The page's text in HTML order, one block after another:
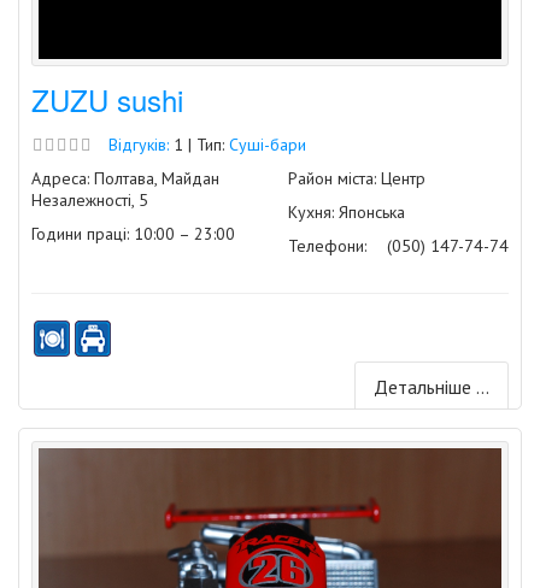
ZUZU sushi
Відгуків: 1 | Тип: Суші-бари
Адреса: Полтава, Майдан
Незалежності, 5
Години праці: 10:00 – 23:00
Район міста: Центр
Кухня: Японська
Телефони:
(050) 147-74-74
Детальніше ...